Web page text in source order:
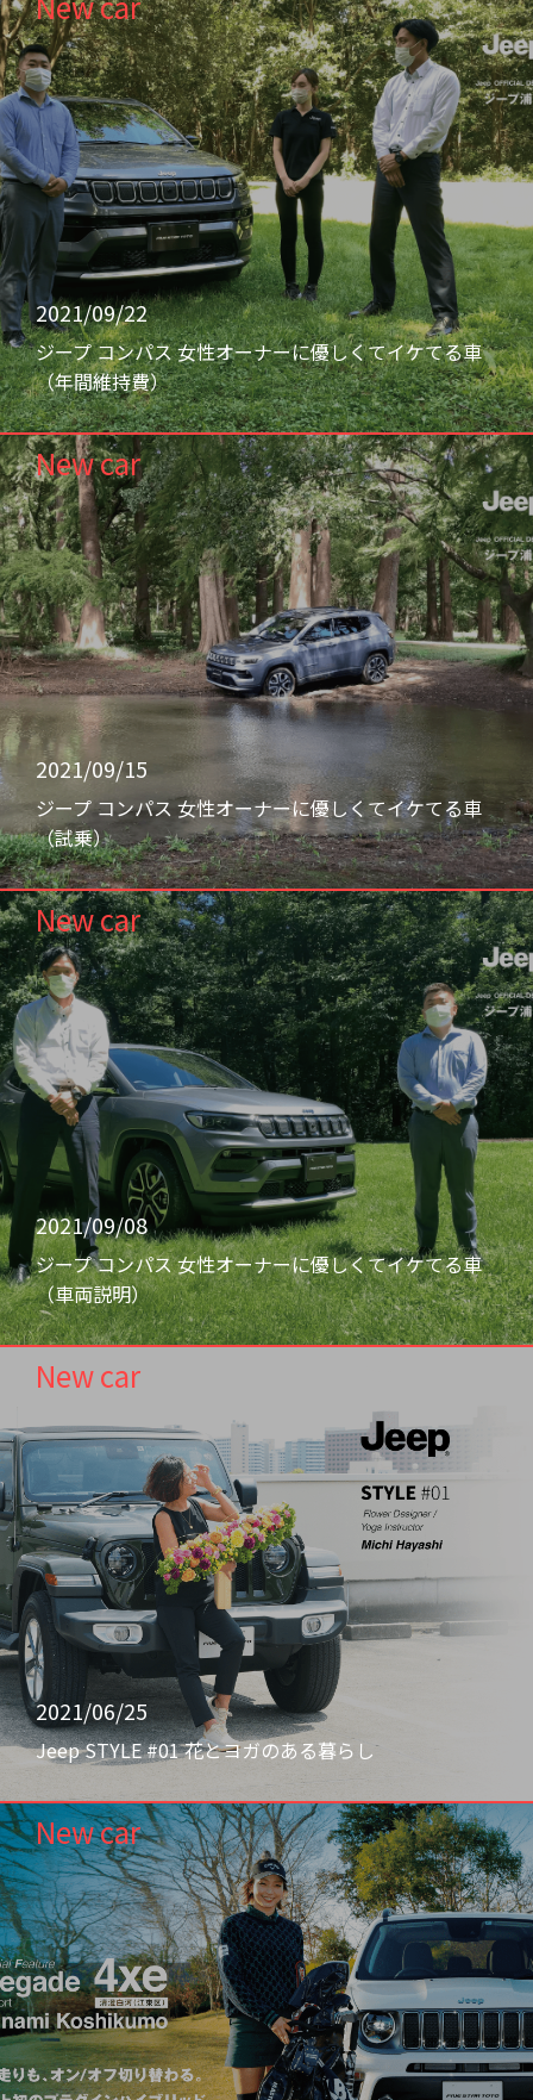
2021/09/22
ジープ コンパス 女性オーナーに優しくてイケてる車
（年間維持費）
New car
2021/09/15
ジープ コンパス 女性オーナーに優しくてイケてる車
（試乗）
New car
2021/09/08
ジープ コンパス 女性オーナーに優しくてイケてる車
（車両説明）
New car
2021/06/25
Jeep STYLE #01 花とヨガのある暮らし
New car